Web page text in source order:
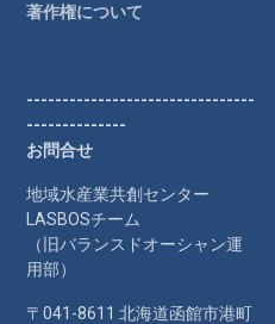
著作権について
--------------------------------
--------------
お問合せ
地域水産業共創センター
LASBOSチーム
（旧バランスドオーシャン運
用部）
〒041-8611 北海道函館市港町